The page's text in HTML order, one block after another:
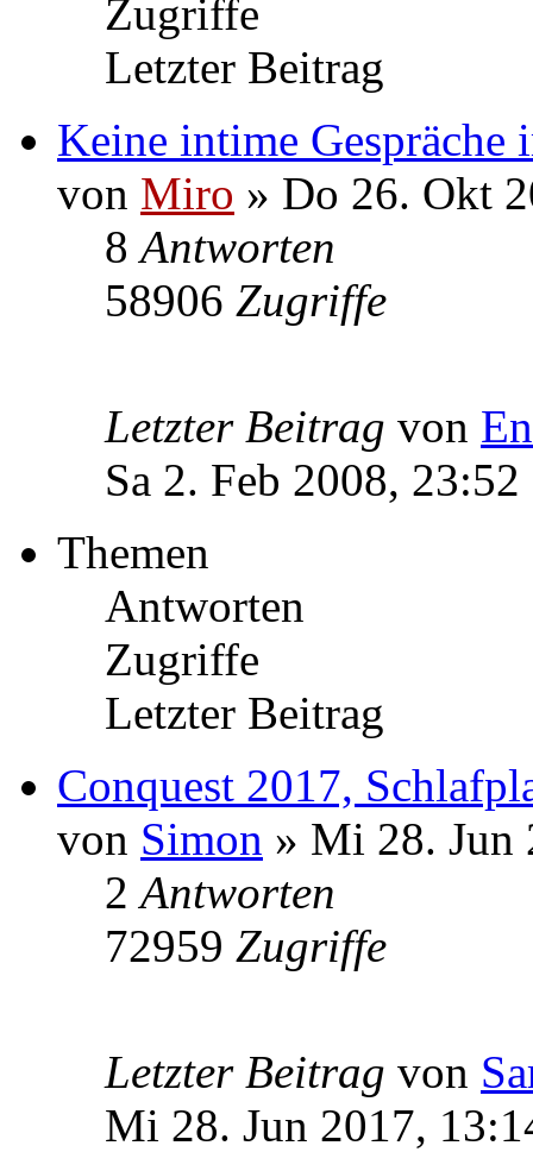
Zugriffe
Letzter Beitrag
Keine intime Gespräche
von Miro » Do 26. Okt
8Antworten
58906 Zugriffe
Letzter Beitrag von
Sa 2. Feb 2008, 23:52
Themen
Antworten
Zugriffe
Letzter Beitrag
Conquest 2017,
von Simon » Mi 28. Jun
2Antworten
72959 Zugriffe
Letzter Beitrag von
Mi 28. Jun 2017,